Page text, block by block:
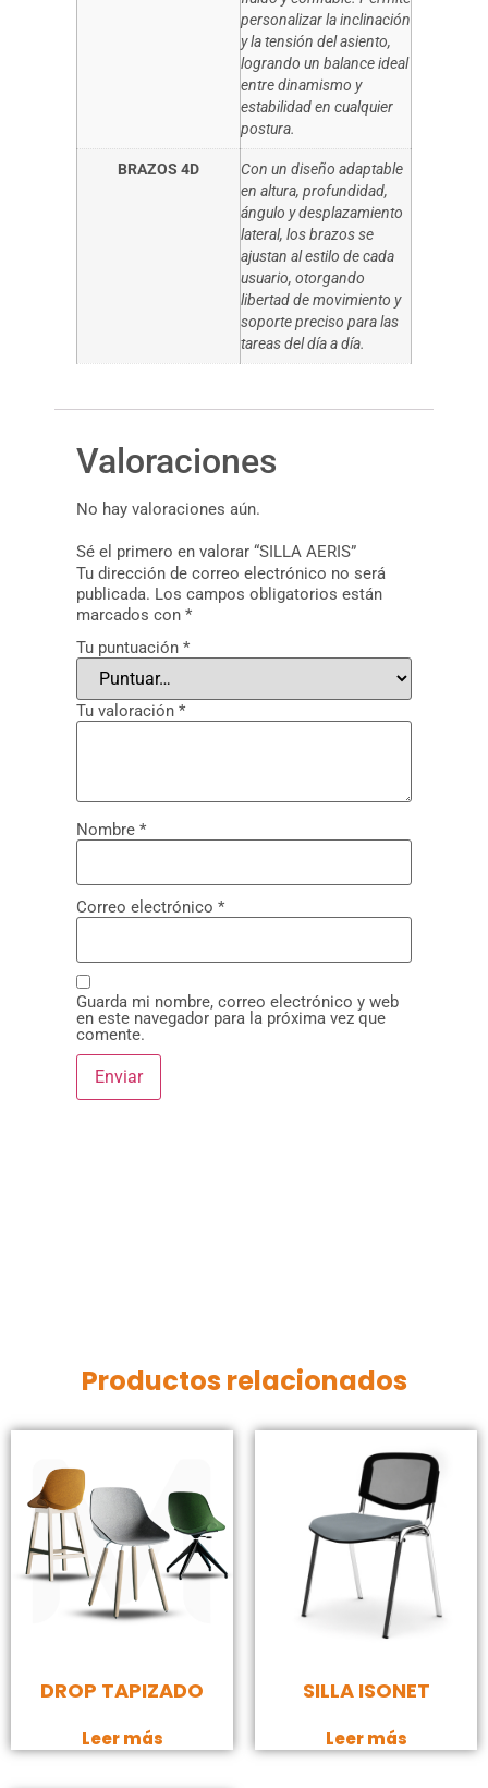
personalizar la inclinación
y la tensión del asiento,
logrando un balance ideal
entre dinamismo y
estabilidad en cualquier
postura.
BRAZOS 4D
Con un diseño adaptable
en altura, profundidad,
ángulo y desplazamiento
lateral, los brazos se
ajustan al estilo de cada
usuario, otorgando
libertad de movimiento y
soporte preciso para las
tareas del día a día.
Valoraciones
No hay valoraciones aún.
Sé el primero en valorar “SILLA AERIS”
Tu dirección de correo electrónico no será
publicada. Los campos obligatorios están
marcados con *
Tu puntuación *
Tu valoración *
Nombre *
Correo electrónico *
Guarda mi nombre, correo electrónico y web
en este navegador para la próxima vez que
comente.
Productos relacionados
DROP TAPIZADO
Leer más
SILLA ISONET
Leer más